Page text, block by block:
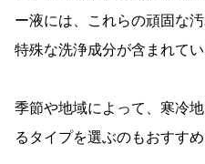
ー液には、これらの頑固な
特殊な洗浄成分が含まれてい
季節や地域によって、寒冷
るタイプを選ぶのもおすすめ